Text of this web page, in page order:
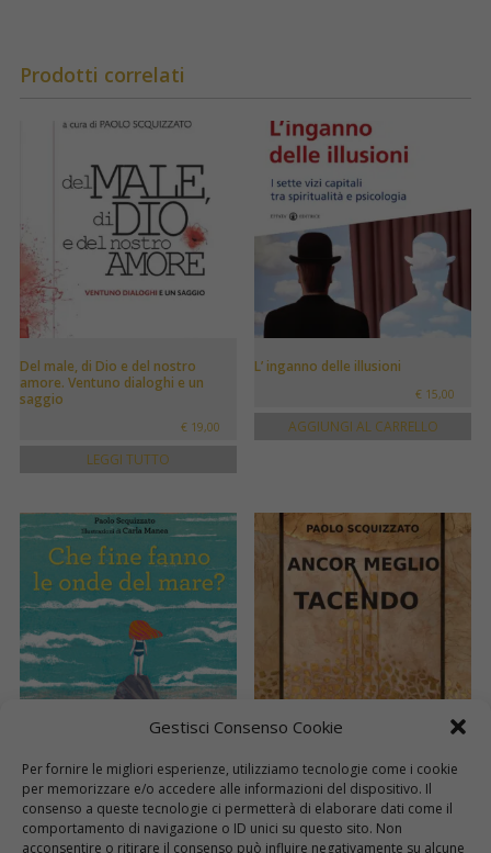
Gestisci Consenso Cookie
Per fornire le migliori esperienze, utilizziamo tecnologie come i cookie
per memorizzare e/o accedere alle informazioni del dispositivo. Il
consenso a queste tecnologie ci permetterà di elaborare dati come il
comportamento di navigazione o ID unici su questo sito. Non
acconsentire o ritirare il consenso può influire negativamente su alcune
Prodotti correlati
Del male, di Dio e del nostro
amore. Ventuno dialoghi e un
saggio
€19,00
LEGGI TUTTO
L’ inganno delle illusioni
€ 15,00
AGGIUNGI AL CARRELLO
€14,00
AGGIUNGI AL CARRELLO
€8,00
AGGIUNGI AL CARRELLO